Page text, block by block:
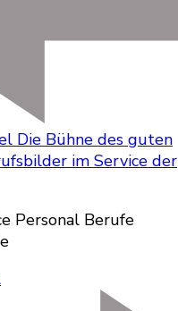
Die Bühne des guten
im Service der